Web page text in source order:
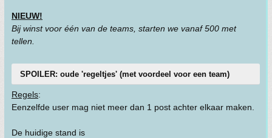
NIEUW!
Bij winst voor één van de teams, starten we vanaf 500 met
tellen.
SPOILER: oude 'regeltjes' (met voordeel voor een team)
Regels:
Eenzelfde user mag niet meer dan 1 post achter elkaar maken.
De huidige stand is